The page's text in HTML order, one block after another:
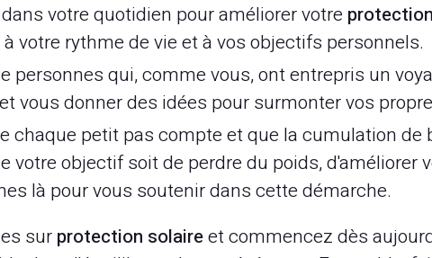
votre quotidien pour améliorer votre
votre rythme de vie et à vos objectifs personnels.
personnes qui, comme vous, ont entrepris un
vous donner des idées pour surmonter vos
chaque petit pas compte et que la cumulation
objectif soit de perdre du poids, d'améliorer
là pour vous soutenir dans cette démarche.
surprotection solaireet commencez dès